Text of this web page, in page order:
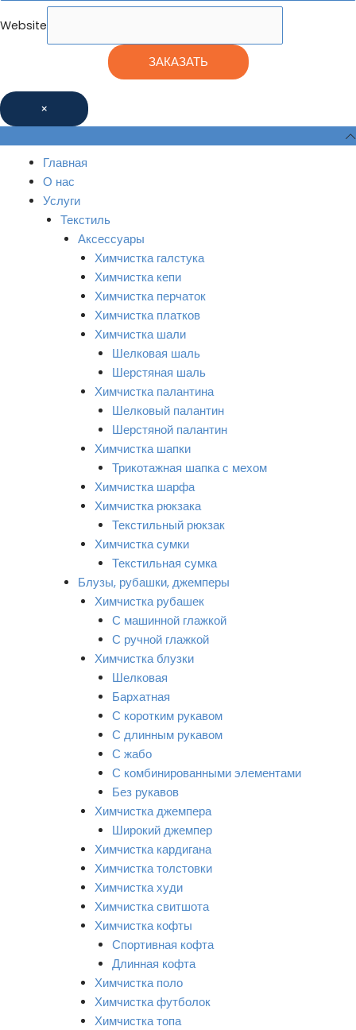
Website
ЗАКАЗАТЬ
×
Главная
О нас
Услуги
Текстиль
Аксессуары
Химчистка галстука
Химчистка кепи
Химчистка перчаток
Химчистка платков
Химчистка шали
Шелковая шаль
Шерстяная шаль
Химчистка палантина
Шелковый палантин
Шерстяной палантин
Химчистка шапки
Трикотажная шапка с мехом
Химчистка шарфа
Химчистка рюкзака
Текстильный рюкзак
Химчистка сумки
Текстильная сумка
Блузы, рубашки, джемперы
Химчистка рубашек
С машинной глажкой
С ручной глажкой
Химчистка блузки
Шелковая
Бархатная
С коротким рукавом
С длинным рукавом
С жабо
С комбинированными элементами
Без рукавов
Химчистка джемпера
Широкий джемпер
Химчистка кардигана
Химчистка толстовки
Химчистка худи
Химчистка свитшота
Химчистка кофты
Спортивная кофта
Длинная кофта
Химчистка поло
Химчистка футболок
Химчистка топа